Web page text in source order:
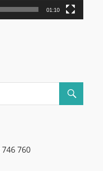
01:10
746 760